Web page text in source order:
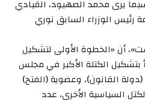
يرى محمد الصهيود، القيادي
رئيس الوزراء السابق نوري
أن «الخطوة الأولى لتشكيل
بتشكيل الكتلة الأكبر في مجلس
القانون)، وعضوية (الفتح)
السياسية الأخرى، عدد